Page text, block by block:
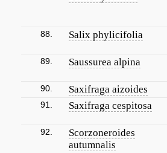
88. Salix phylicifolia
89. Saussurea alpina
90. Saxifraga aizoides
91. Saxifraga cespitosa
92.
Scorzoneroides
autumnalis